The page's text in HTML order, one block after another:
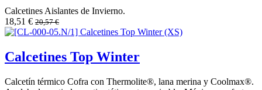
Calcetines Aislantes de Invierno.
18,51 € 20,57€
Calcetines Top Winter
Calcetín térmico Cofra con Thermolite®, lana merina y Coolmax®.